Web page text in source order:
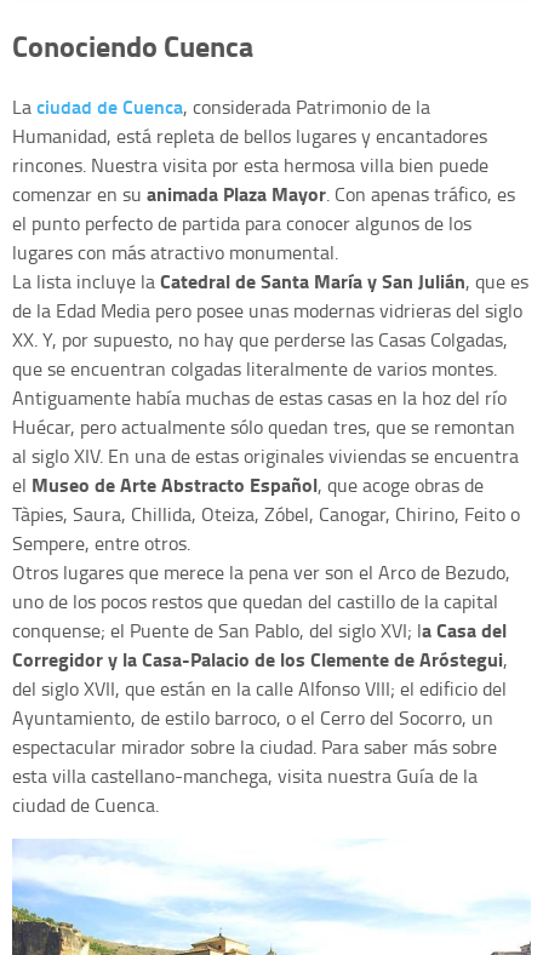
Conociendo Cuenca
Laciudad de Cuenca, considerada Patrimonio de la
Humanidad, está repleta de bellos lugares y encantadores
rincones. Nuestra visita por esta hermosa villa bien puede
comenzar en su animada Plaza Mayor. Con apenas tráfico, es
el punto perfecto de partida para conocer algunos de los
lugares con más atractivo monumental.
La lista incluye laCatedral de Santa María y San Julián, que es
de la Edad Media pero posee unas modernas vidrieras del siglo
XX. Y, por supuesto, no hay que perderse las Casas Colgadas,
que se encuentran colgadas literalmente de varios montes.
Antiguamente había muchas de estas casas en la hoz del río
Huécar, pero actualmente sólo quedan tres, que se remontan
al siglo XIV. En una de estas originales viviendas se encuentra
el Museo de Arte Abstracto Español, que acoge obras de
Tàpies, Saura, Chillida, Oteiza, Zóbel, Canogar, Chirino, Feito o
Sempere, entre otros.
Otros lugares que merece la pena ver son el Arco de Bezudo,
uno de los pocos restos que quedan del castillo de la capital
conquense; el Puente de San Pablo, del siglo XVI; la Casa del
Corregidor y la Casa-Palacio de los Clemente de Aróstegui,
del siglo XVII, que están en la calle Alfonso VIII; el edificio del
Ayuntamiento, de estilo barroco, o el Cerro del Socorro, un
espectacular mirador sobre la ciudad. Para saber más sobre
esta villa castellano-manchega, visita nuestra Guía de la
ciudad de Cuenca.